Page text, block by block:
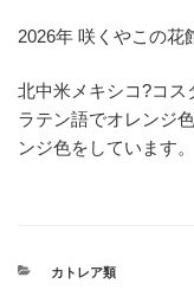
2026年 咲くやこの花
北中米メキシコ?コス
ラテン語でオレンジ
ンジ色をしています。
カ
カトレア類